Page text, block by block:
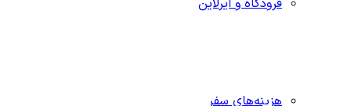
فرودگاه و ایرلاین
هزینه‌های سفر